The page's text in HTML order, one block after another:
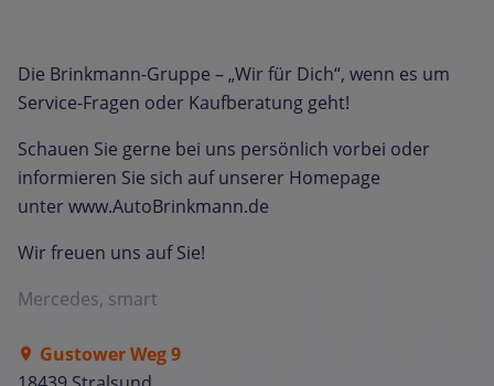
Die Brinkmann-Gruppe – „Wir für Dich“, wenn es um
Service-Fragen oder Kaufberatung geht!
Schauen Sie gerne bei uns persönlich vorbei oder
informieren Sie sich auf unserer Homepage
unter www.AutoBrinkmann.de
Wir freuen uns auf Sie!
Mercedes, smart
Gustower Weg 9